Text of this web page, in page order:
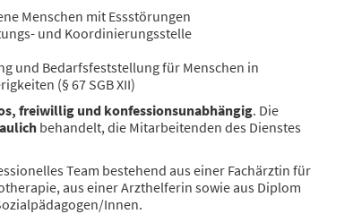
Menschen mit Essstörungen
und Koordinierungsstelle
und Bedarfsfeststellung für Menschen in
(§ 67 SGB XII)
freiwillig und konfessionsunabhängig. Die
behandelt, die Mitarbeitenden des Dienstes
Team bestehend aus einer Fachärztin für
aus einer Arzthelferin sowie aus Diplom
Innen.